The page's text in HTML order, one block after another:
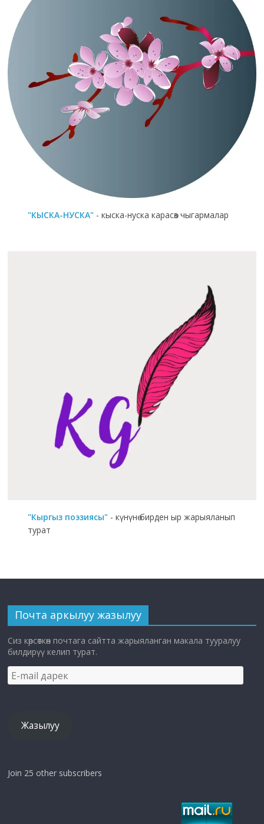
"КЫСКА-НУСКА" - кыска-нуска карасөз чыгармалар
"Кыргыз поэзиясы" - күнүнө бирден ыр жарыяланып
турат
Почта аркылуу жазылуу
Сиз көрсөткөн почтага сайтта жарыяланган макала тууралуу
билдирүү келип турат.
E-
mail
Жазылуу
Join 25 other subscribers